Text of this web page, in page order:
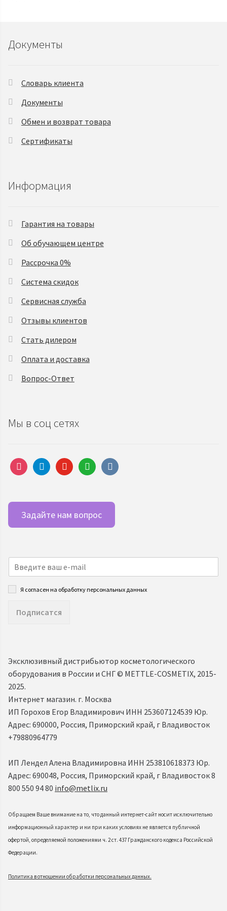
Документы
Словарь клиента
Документы
Обмен и возврат товара
Сертификаты
Информация
Гарантия на товары
Об обучающем центре
Рассрочка 0%
Система скидок
Сервисная служба
Отзывы клиентов
Стать дилером
Оплата и доставка
Вопрос-Ответ
Мы в соц сетях
instagramtelegramyoutubewhatsappvkontakte
Задайте нам вопрос
Я согласен на обработку персональных данных
Подписатся
Эксклюзивный дистрибьютор косметологического
оборудования в России и СНГ ©️ METTLE-COSMETIX, 2015-
2025.
Интернет магазин. г. Москва
ИП Горохов Егор Владимирович ИНН 253607124539 Юр.
Адрес: 690000, Россия, Приморский край, г Владивосток
+79880964779
ИП Лендел Алена Владимировна ИНН 253810618373 Юр.
Адрес: 690048, Россия, Приморский край, г Владивосток 8
800 550 94 80 info@metlix.ru
Обращаем Ваше внимание на то, что данный интернет-сайт носит исключительно
информационный характер и ни при каких условиях не является публичной
офертой, определяемой положениями ч. 2 ст. 437 Гражданского кодекса Российской
Федерации.
Политика в отношении обработки персональных данных.